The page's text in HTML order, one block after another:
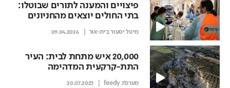
פיצויים והמענה לתורים שבוטלו:
בתי החולים יוצאים מהחניונים
מיטל יסעור בית-אור 09.04.2026
20,000 איש מתחת לבית: העיר
התת-קרקעית המדהימה
מערכת feedy 20.07.2023